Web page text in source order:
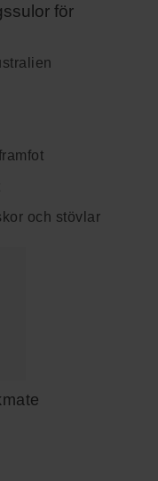
för
och stövlar